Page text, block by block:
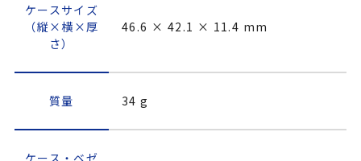
ケースサイズ
（縦×横×厚
さ）
46.6 × 42.1 × 11.4 mm
質量 34 g
ケース・ベゼ